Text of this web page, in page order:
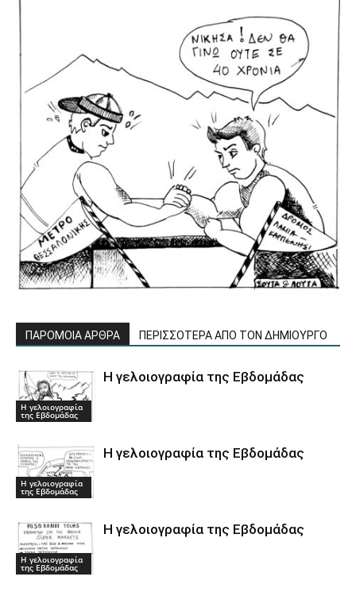
ΠΑΡΟΜΟΙΑ ΑΡΘΡΑ ΠΕΡΙΣΣΟΤΕΡΑ ΑΠΟ ΤΟΝ ΔΗΜΙΟΥΡΓΟ
Η γελοιογραφία
της Εβδομάδας
Η γελοιογραφία της Εβδομάδας
Η γελοιογραφία
της Εβδομάδας
Η γελοιογραφία της Εβδομάδας
Η γελοιογραφία
της Εβδομάδας
Η γελοιογραφία της Εβδομάδας